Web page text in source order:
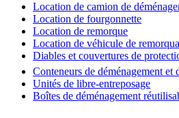
Location de camion de
Location de fourgonnette
Location de remorque
Location de véhicule de
Diables et couvertures de
Conteneurs de déménagement et
Unités de libre-entreposage
Boîtes de déménagement